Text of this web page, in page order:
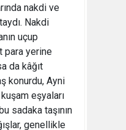
nakdi ve
Nakdi
uçup
para yerine
da kâğıt
konurdu, Ayni
eşyaları
sadaka taşının
genellikle